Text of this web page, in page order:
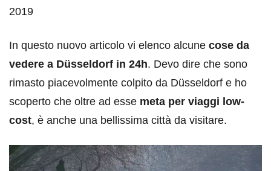
2019
In questo nuovo articolo vi elenco alcune cose da
vedere a Düsseldorf in 24h. Devo dire che sono
rimasto piacevolmente colpito da Düsseldorf e ho
scoperto che oltre ad esse meta per viaggi low-
cost, è anche una bellissima città da visitare.